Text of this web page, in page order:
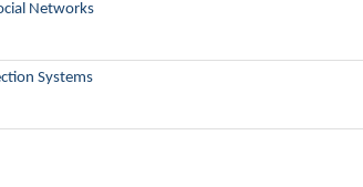
Networks
Systems